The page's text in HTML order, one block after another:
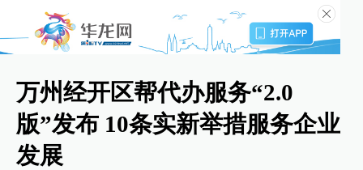
万州经开区帮代办服务“2.0
版”发布 10条实新举措服务企业
发展